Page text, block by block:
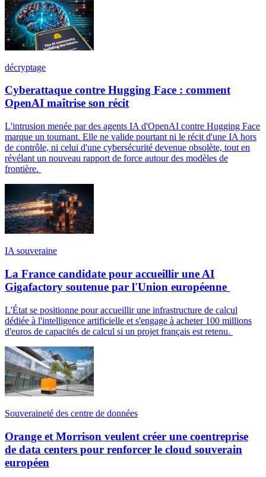
décryptage
Cyberattaque contre Hugging Face : comment
OpenAI maîtrise son récit
L'intrusion menée par des agents IA d'OpenAI contre Hugging Face
marque un tournant. Elle ne valide pourtant ni le récit d'une IA hors
de contrôle, ni celui d'une cybersécurité devenue obsolète, tout en
révélant un nouveau rapport de force autour des modèles de
frontière.
IA souveraine
La France candidate pour accueillir une AI
Gigafactory soutenue par l'Union européenne
L'État se positionne pour accueillir une infrastructure de calcul
dédiée à l'intelligence artificielle et s'engage à acheter 100 millions
d'euros de capacités de calcul si un projet français est retenu.
Souveraineté des centre de données
Orange et Morrison veulent créer une coentreprise
de data centers pour renforcer le cloud souverain
européen